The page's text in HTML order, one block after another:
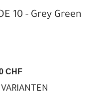
10 - Grey Green
CHF